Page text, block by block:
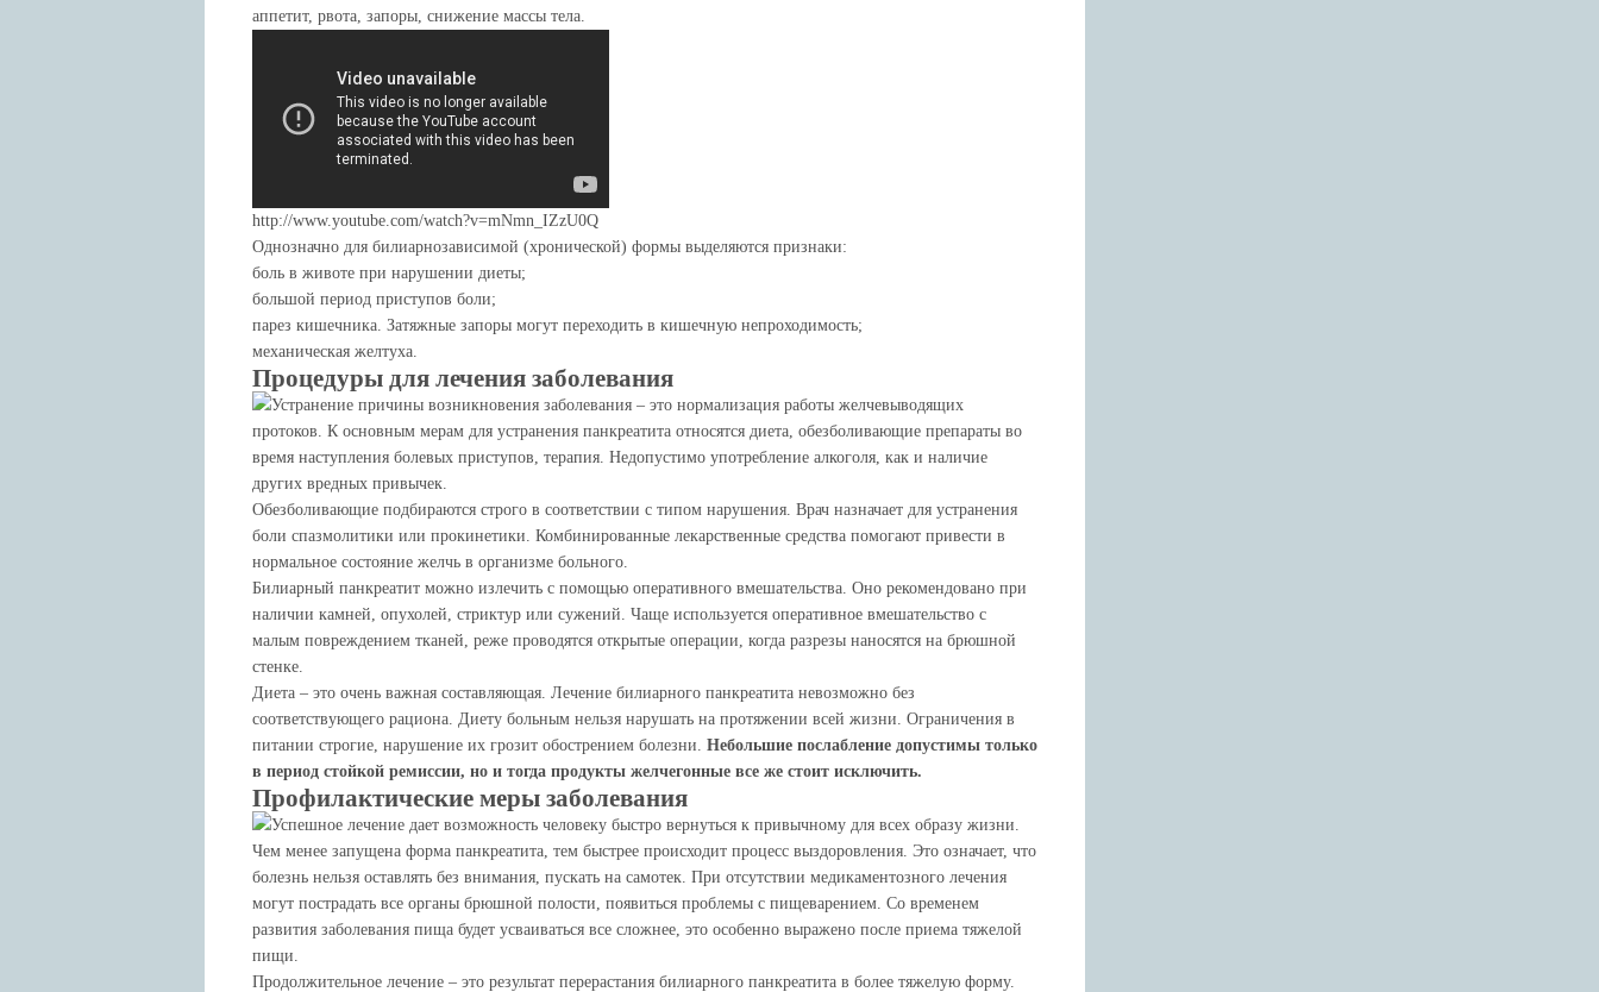
аппетит, рвота, запоры, снижение массы тела.
http://www.youtube.com/watch?v=mNmn_IZzU0Q
Однозначно для билиарнозависимой (хронической) формы выделяются признаки:
боль в животе при нарушении диеты;
большой период приступов боли;
парез кишечника. Затяжные запоры могут переходить в кишечную непроходимость;
механическая желтуха.
Процедуры для лечения заболевания
Устранение причины возникновения заболевания – это нормализация работы желчевыводящих
протоков. К основным мерам для устранения панкреатита относятся диета, обезболивающие препараты во
время наступления болевых приступов, терапия. Недопустимо употребление алкоголя, как и наличие
других вредных привычек.
Обезболивающие подбираются строго в соответствии с типом нарушения. Врач назначает для устранения
боли спазмолитики или прокинетики. Комбинированные лекарственные средства помогают привести в
нормальное состояние желчь в организме больного.
Билиарный панкреатит можно излечить с помощью оперативного вмешательства. Оно рекомендовано при
наличии камней, опухолей, стриктур или сужений. Чаще используется оперативное вмешательство с
малым повреждением тканей, реже проводятся открытые операции, когда разрезы наносятся на брюшной
стенке.
Диета – это очень важная составляющая. Лечение билиарного панкреатита невозможно без
соответствующего рациона. Диету больным нельзя нарушать на протяжении всей жизни. Ограничения в
питании строгие, нарушение их грозит обострением болезни. Небольшие послабление допустимы только
в период стойкой ремиссии, но и тогда продукты желчегонные все же стоит исключить.
Профилактические меры заболевания
Успешное лечение дает возможность человеку быстро вернуться к привычному для всех образу жизни.
Чем менее запущена форма панкреатита, тем быстрее происходит процесс выздоровления. Это означает, что
болезнь нельзя оставлять без внимания, пускать на самотек. При отсутствии медикаментозного лечения
могут пострадать все органы брюшной полости, появиться проблемы с пищеварением. Со временем
развития заболевания пища будет усваиваться все сложнее, это особенно выражено после приема тяжелой
пищи.
Продолжительное лечение – это результат перерастания билиарного панкреатита в более тяжелую форму.